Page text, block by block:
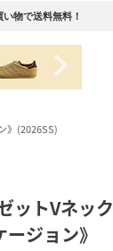
物で送料無料！
navigate_next
》(2026SS)
ットVネック
ジョン》